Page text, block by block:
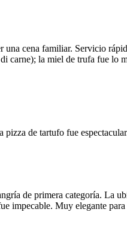
cena familiar. Servicio
carne); la miel de trufa fue lo
de tartufo fue
de primera categoría. La
impecable. Muy elegante